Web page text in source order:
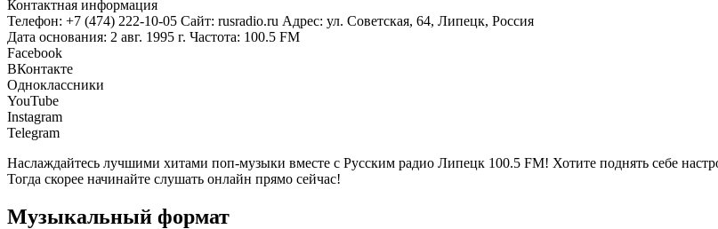
Контактная информация
Телефон: +7 (474) 222-10-05 Сайт: rusradio.ru Адрес: ул. Советская, 64, Липецк, Россия
Дата основания: 2 авг. 1995 г. Частота: 100.5 FM
Facebook
ВКонтакте
Одноклассники
YouTube
Instagram
Telegram
Наслаждайтесь лучшими хитами поп-музыки вместе с Русским радио Липецк 100.5 FM! Хотите поднять себе
Тогда скорее начинайте слушать онлайн прямо сейчас!
Музыкальный формат